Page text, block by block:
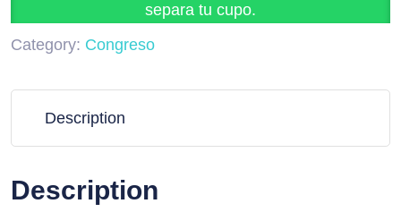
separa tu cupo.
Category: Congreso
Description
Description